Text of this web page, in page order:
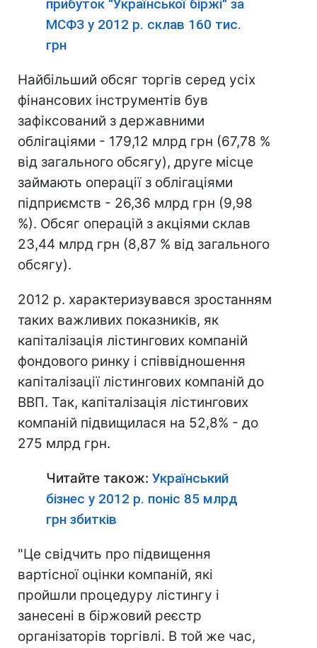
прибуток "Української біржі" за
МСФЗ у 2012 р. склав 160 тис.
грн
Найбільший обсяг торгів серед усіх
фінансових інструментів був
зафіксований з державними
облігаціями - 179,12 млрд грн (67,78 %
від загального обсягу), друге місце
займають операції з облігаціями
підприємств - 26,36 млрд грн (9,98
%). Обсяг операцій з акціями склав
23,44 млрд грн (8,87 % від загального
обсягу).
2012 р. характеризувався зростанням
таких важливих показників, як
капіталізація лістингових компаній
фондового ринку і співвідношення
капіталізації лістингових компаній до
ВВП. Так, капіталізація лістингових
компаній підвищилася на 52,8% - до
275 млрд грн.
Читайте також: Український
бізнес у 2012 р. поніс 85 млрд
грн збитків
"Це свідчить про підвищення
вартісної оцінки компаній, які
пройшли процедуру лістингу і
занесені в біржовий реєстр
організаторів торгівлі. В той же час,